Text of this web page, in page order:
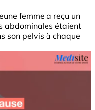
femme a reçu un
abdominales étaient
son pelvis à chaque